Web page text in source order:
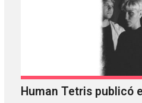
Human Tetris publicó